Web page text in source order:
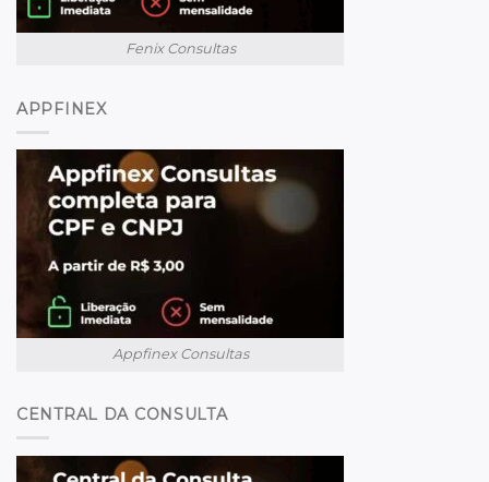
Fenix Consultas
APPFINEX
Appfinex Consultas
CENTRAL DA CONSULTA